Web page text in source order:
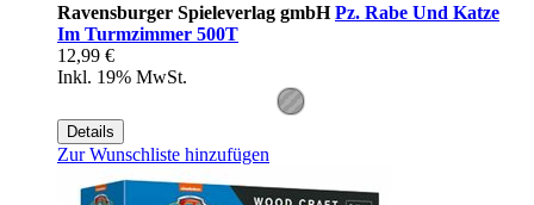
Ravensburger Spieleverlag gmbHPz. Rabe Und Katze
Im Turmzimmer 500T
12,99 €
Inkl. 19% MwSt.
Details
Zur Wunschliste hinzufügen